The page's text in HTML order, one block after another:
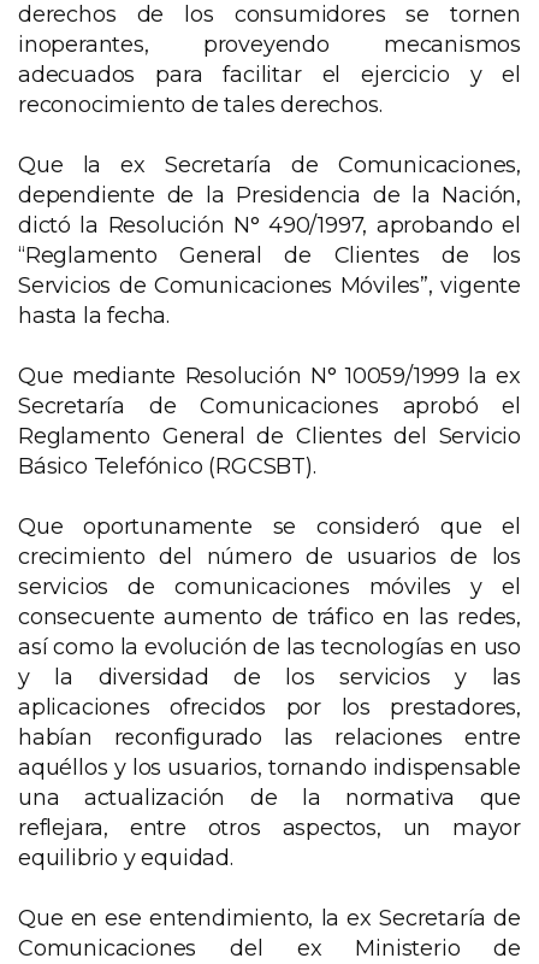
derechos de los consumidores se tornen
inoperantes, proveyendo mecanismos
adecuados para facilitar el ejercicio y el
reconocimiento de tales derechos.
Que la ex Secretaría de Comunicaciones,
dependiente de la Presidencia de la Nación,
dictó la Resolución N° 490/1997, aprobando el
“Reglamento General de Clientes de los
Servicios de Comunicaciones Móviles”, vigente
hasta la fecha.
Que mediante Resolución N° 10059/1999 la ex
Secretaría de Comunicaciones aprobó el
Reglamento General de Clientes del Servicio
Básico Telefónico (RGCSBT).
Que oportunamente se consideró que el
crecimiento del número de usuarios de los
servicios de comunicaciones móviles y el
consecuente aumento de tráfico en las redes,
así como la evolución de las tecnologías en uso
y la diversidad de los servicios y las
aplicaciones ofrecidos por los prestadores,
habían reconfigurado las relaciones entre
aquéllos y los usuarios, tornando indispensable
una actualización de la normativa que
reflejara, entre otros aspectos, un mayor
equilibrio y equidad.
Que en ese entendimiento, la ex Secretaría de
Comunicaciones del ex Ministerio de